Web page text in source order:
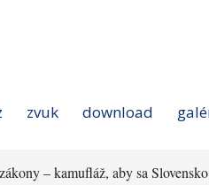
zvuk download
– kamufláž, aby sa Slovensko